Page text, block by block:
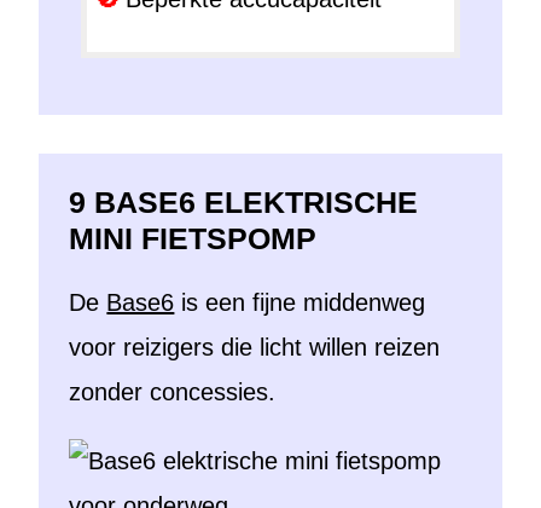
9 BASE6 ELEKTRISCHE
MINI FIETSPOMP
De Base6 is een fijne middenweg
voor reizigers die licht willen reizen
zonder concessies.